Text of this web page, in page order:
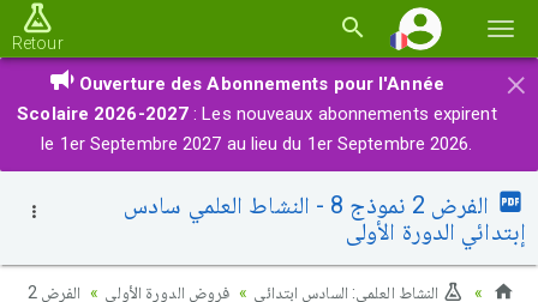
la
Retour
×
Ouverture des Abonnements pour l'Année
Scolaire 2026-2027 : Les nouveaux abonnements expirent
le 1er Septembre 2027 au lieu du 1er Septembre 2026.
الفرض 2 نموذج 8 - النشاط العلمي سادس
إبتدائي الدورة الأولى
النشاط العلمي: السادس ابتدائي فروض الدورة الأولى
الفرض 2